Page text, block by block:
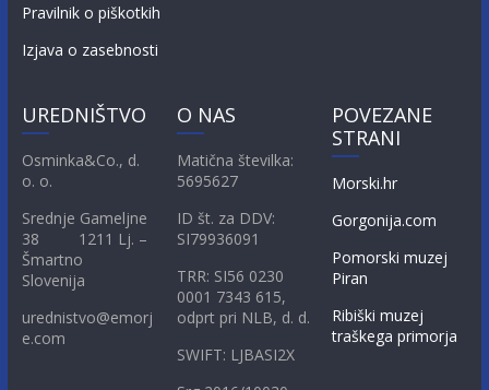
Pravilnik o piškotkih
Izjava o zasebnosti
UREDNIŠTVO
Osminka&Co., d.
o. o.
Srednje Gameljne
38 1211 Lj. –
Šmartno
Slovenija
urednistvo@emorj
e.com
O NAS
Matična številka:
5695627
ID št. za DDV:
SI79936091
TRR: SI56 0230
0001 7343 615,
odprt pri NLB, d. d.
SWIFT: LJBASI2X
POVEZANE
STRANI
Morski.hr
Gorgonija.com
Pomorski muzej
Piran
Ribiški muzej
traškega primorja